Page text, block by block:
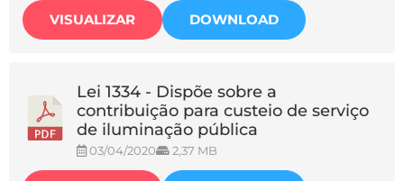
VISUALIZAR DOWNLOAD
Lei 1334 - Dispõe sobre a
contribuição para custeio de serviço
de iluminação pública
03/04/2020 2,37 MB